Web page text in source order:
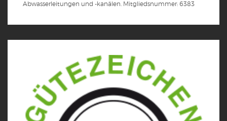
Abwasserleitungen und -kanälen. Mitgliedsnummer: 6383